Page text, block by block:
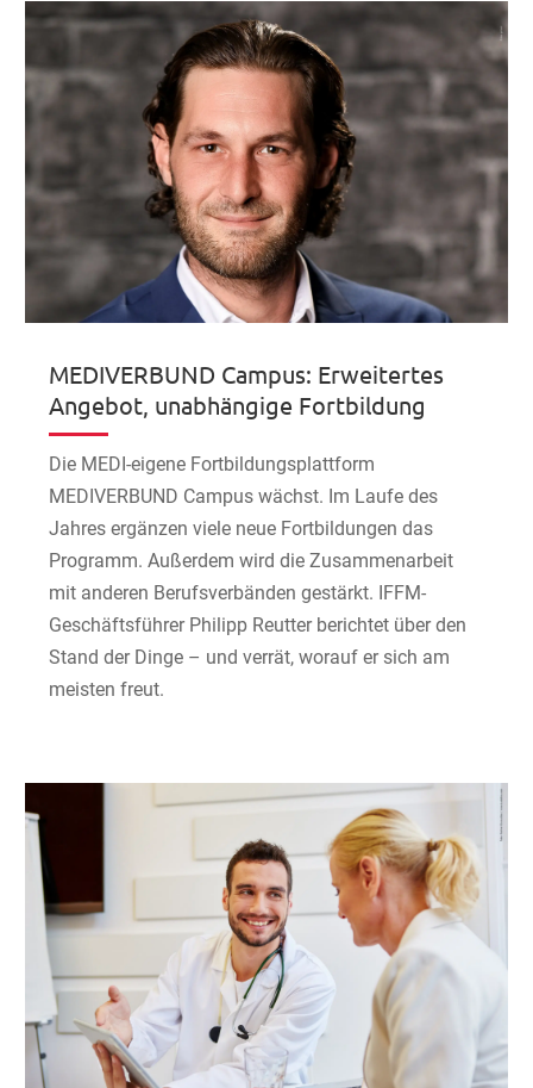
MEDIVERBUND Campus: Erweitertes
Angebot, unabhängige Fortbildung
Die MEDI-eigene Fortbildungsplattform
MEDIVERBUND Campus wächst. Im Laufe des
Jahres ergänzen viele neue Fortbildungen das
Programm. Außerdem wird die Zusammenarbeit
mit anderen Berufsverbänden gestärkt. IFFM-
Geschäftsführer Philipp Reutter berichtet über den
Stand der Dinge – und verrät, worauf er sich am
meisten freut.